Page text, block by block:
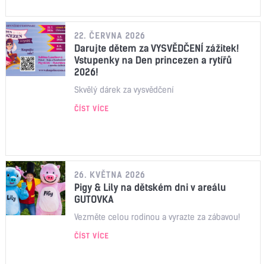
22. ČERVNA 2026
Darujte dětem za VYSVĚDČENÍ zážitek!
Vstupenky na Den princezen a rytířů
2026!
Skvělý dárek za vysvědčení
ČÍST VÍCE
26. KVĚTNA 2026
Pigy & Lily na dětském dni v areálu
GUTOVKA
Vezměte celou rodinou a vyrazte za zábavou!
ČÍST VÍCE